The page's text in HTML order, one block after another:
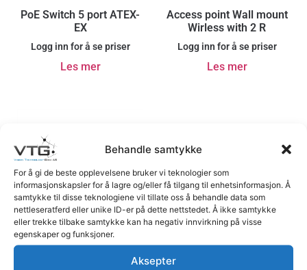
Behandle samtykke
For å gi de beste opplevelsene bruker vi teknologier som
informasjonskapsler for å lagre og/eller få tilgang til enhetsinformasjon. Å
samtykke til disse teknologiene vil tillate oss å behandle data som
nettleseratferd eller unike ID-er på dette nettstedet. Å ikke samtykke
eller trekke tilbake samtykke kan ha negativ innvirkning på visse
egenskaper og funksjoner.
Aksepter
PoE Switch 5 port ATEX-
EX
Logg inn for å se priser
Les mer
Access point Wall mount
Wirless with 2 R
Logg inn for å se priser
Les mer
Switch 4 PoE 100Mbit